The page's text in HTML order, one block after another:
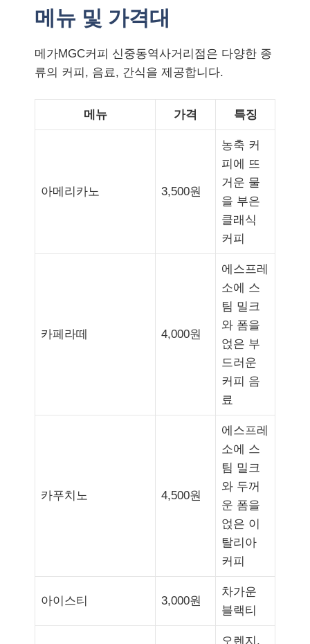
메뉴 및 가격대
메가MGC커피 신중동역사거리점은 다양한 종
류의 커피, 음료, 간식을 제공합니다.
메뉴 가격 특징
아메리카노 3,500원
농축 커
피에 뜨
거운 물
을 부은
클래식
커피
카페라떼 4,000원
에스프레
소에 스
팀 밀크
와 폼을
얹은 부
드러운
커피 음
료
카푸치노 4,500원
에스프레
소에 스
팀 밀크
와 두꺼
운 폼을
얹은 이
탈리아
커피
아이스티 3,000원
차가운
블랙티
오렌지,